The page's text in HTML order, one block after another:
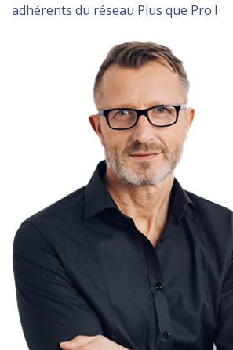
adhérents du réseau Plus que Pro !